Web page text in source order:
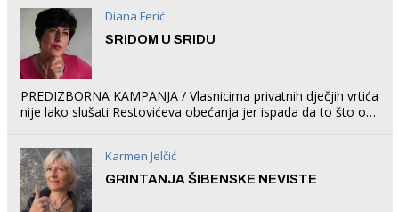
Diana Ferić
SRIDOM U SRIDU
PREDIZBORNA KAMPANJA / Vlasnicima privatnih dječjih vrtića
nije lako slušati Restovićeva obećanja jer ispada da to što oni
Karmen Jelčić
GRINTANJA ŠIBENSKE NEVISTE